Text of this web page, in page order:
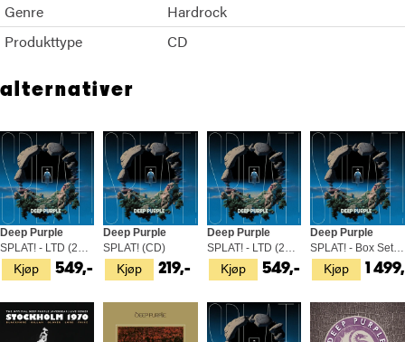
Genre
Hardrock
Produkttype
CD
alternativer
Kjøp
Deep Purple
SPLAT! - LTD (2LP)
549,- Kjøp
Deep Purple
SPLAT! (CD)
219,- Kjøp
Deep Purple
SPLAT! - LTD (2LP)
549,- Kjøp
Deep Purple
SPLAT! - Box Set (2LP + 3 x 10" + 7")
1